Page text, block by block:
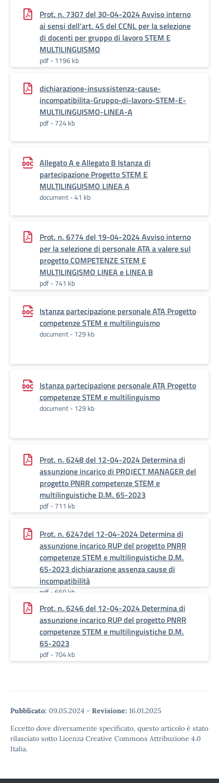
Prot. n. 7307 del 30-04-2024 Avviso interno
ai sensi dell'art. 45 del CCNL per la selezione
di docenti per gruppo di lavoro STEM E
MULTILINGUISMO
pdf - 1196 kb
dichiarazione-insussistenza-cause-
incompatibilita-Gruppo-di-lavoro-STEM-E-
MULTILINGUISMO-LINEA-A
pdf - 724 kb
Allegato A e Allegato B Istanza di
partecipazione Progetto STEM E
MULTILINGUISMO LINEA A
document - 41 kb
Prot. n. 6774 del 19-04-2024 Avviso interno
per la selezione di personale ATA a valere sul
progetto COMPETENZE STEM E
MULTILINGISMO LINEA e LINEA B
pdf - 741 kb
Istanza partecipazione personale ATA Progetto
competenze STEM e multilinguismo
document - 129 kb
Istanza partecipazione personale ATA Progetto
competenze STEM e multilinguismo
document - 129 kb
Prot. n. 6248 del 12-04-2024 Determina di
assunzione incarico di PROJECT MANAGER del
progetto PNRR competenze STEM e
multilinguistiche D.M. 65-2023
pdf - 711 kb
Prot. n. 6247del 12-04-2024 Determina di
assunzione incarico RUP del progetto PNRR
competenze STEM e multilinguistiche D.M.
65-2023 dichiarazione assenza cause di
incompatibilità
pdf - 650 kb
Prot. n. 6246 del 12-04-2024 Determina di
assunzione incarico RUP del progetto PNRR
competenze STEM e multilinguistiche D.M.
65-2023
pdf - 704 kb
Pubblicato: 09.05.2024 - Revisione: 16.01.2025
Eccetto dove diversamente specificato, questo articolo è stato
rilasciato sotto Licenza Creative Commons Attribuzione 4.0
Italia.